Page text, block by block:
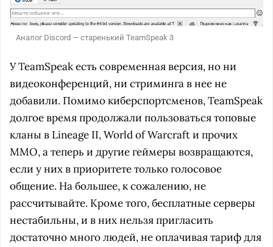
Аналог Discord — старенький TeamSpeak 3
У TeamSpeak есть современная версия, но ни
видеоконференций, ни стриминга в нее не
добавили. Помимо киберспортсменов, TeamSpeak
долгое время продолжали пользоваться топовые
кланы в Lineage II, World of Warcraft и прочих
MMO, а теперь и другие геймеры возвращаются,
если у них в приоритете только голосовое
общение. На большее, к сожалению, не
рассчитывайте. Кроме того, бесплатные серверы
нестабильны, и в них нельзя пригласить
достаточно много людей, не оплачивая тариф для